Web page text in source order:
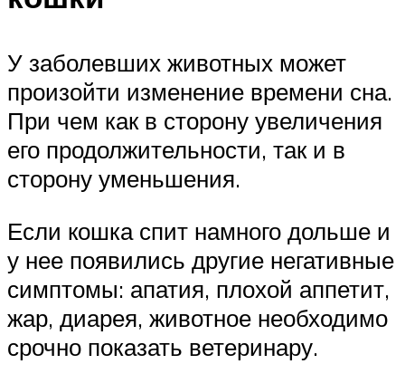
У заболевших животных может
произойти изменение времени сна.
При чем как в сторону увеличения
его продолжительности, так и в
сторону уменьшения.
Если кошка спит намного дольше и
у нее появились другие негативные
симптомы: апатия, плохой аппетит,
жар, диарея, животное необходимо
срочно показать ветеринару.